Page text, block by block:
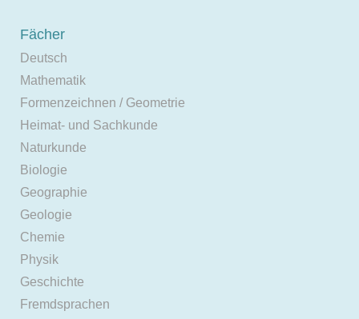
Fächer
Deutsch
Mathematik
Formenzeichnen / Geometrie
Heimat- und Sachkunde
Naturkunde
Biologie
Geographie
Geologie
Chemie
Physik
Geschichte
Fremdsprachen